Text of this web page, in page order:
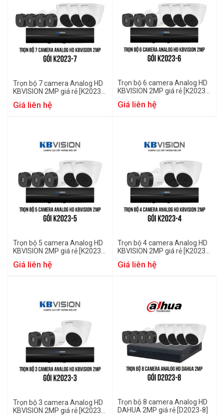
Trọn bộ 7 camera Analog HD
KBVISION 2MP giá rẻ [K2023-
Giá liên hệ
Trọn bộ 6 camera Analog HD
KBVISION 2MP giá rẻ [K2023-
Giá liên hệ
Trọn bộ 5 camera Analog HD
KBVISION 2MP giá rẻ [K2023-
Giá liên hệ
Trọn bộ 4 camera Analog HD
KBVISION 2MP giá rẻ [K2023-
Giá liên hệ
Trọn bộ 3 camera Analog HD
KBVISION 2MP giá rẻ [K2023-
Trọn bộ 8 camera Analog HD
DAHUA 2MP giá rẻ [D2023-8]